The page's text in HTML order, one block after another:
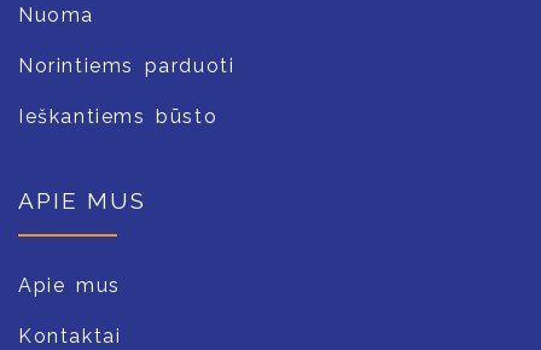
Nuoma
Norintiems parduoti
Ieškantiems būsto
APIE MUS
Apie mus
Kontaktai